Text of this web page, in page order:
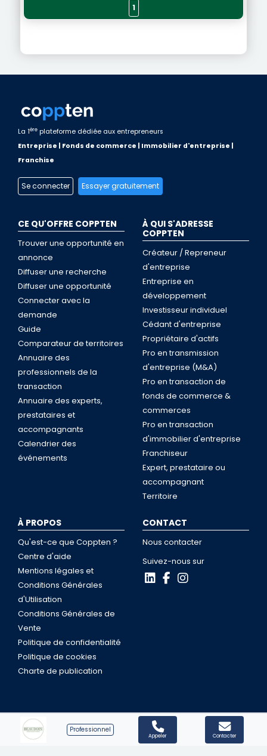
1
Professionnel
Appeler Contacter
La 1ère plateforme dédiée aux entrepreneurs
Entreprise | Fonds de commerce | Immobilier d'entreprise |
Franchise
Se connecter Essayer gratuitement
CE QU'OFFRE COPPTEN
Trouver une opportunité en
annonce
Diffuser une recherche
Diffuser une opportunité
Connecter avec la
demande
Guide
Comparateur de territoires
Annuaire des
professionnels de la
transaction
Annuaire des experts,
prestataires et
accompagnants
Calendrier des
événements
À QUI S'ADRESSE
COPPTEN
Créateur / Repreneur
d'entreprise
Entreprise en
développement
Investisseur individuel
Cédant d'entreprise
Propriétaire d'actifs
Pro en transmission
d'entreprise (M&A)
Pro en transaction de
fonds de commerce &
commerces
Pro en transaction
d'immobilier d'entreprise
Franchiseur
Expert, prestataire ou
accompagnant
Territoire
À PROPOS
Qu'est-ce que Coppten ?
Centre d'aide
Mentions légales et
Conditions Générales
d'Utilisation
Conditions Générales de
Vente
Politique de confidentialité
Politique de cookies
Charte de publication
CONTACT
Nous contacter
Suivez-nous sur
Coppten © 2026